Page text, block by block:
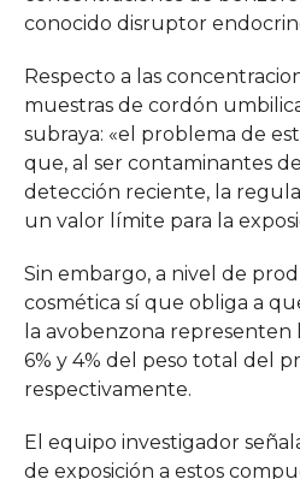
conocido disruptor
Respecto a las
muestras de cordón
subraya: «el problema de
que, al ser contaminantes
detección reciente, la
un valor límite para la
Sin embargo, a nivel de
cosmética sí que obliga a
la avobenzona representen
6% y 4% del peso total del
respectivamente.
El equipo investigador
de exposición a estos